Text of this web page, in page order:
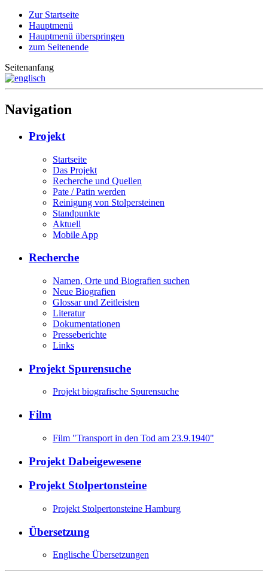
Zur Startseite
Hauptmenü
Hauptmenü überspringen
zum Seitenende
Seitenanfang
Navigation
Projekt
Startseite
Das Projekt
Recherche und Quellen
Pate / Patin werden
Reinigung von Stolpersteinen
Standpunkte
Aktuell
Mobile App
Recherche
Namen, Orte und Biografien suchen
Neue Biografien
Glossar und Zeitleisten
Literatur
Dokumentationen
Presseberichte
Links
Projekt Spurensuche
Projekt biografische Spurensuche
Film
Film "Transport in den Tod am 23.9.1940"
Projekt Dabeigewesene
Projekt Stolpertonsteine
Projekt Stolpertonsteine Hamburg
Übersetzung
Englische Übersetzungen